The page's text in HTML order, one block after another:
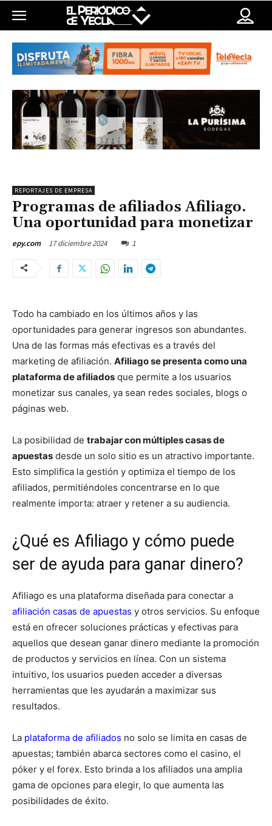
REPORTAJES DE EMPRESA
Programas de afiliados Afiliago.
Una oportunidad para monetizar
epy.com 17 diciembre 2024 1
Todo ha cambiado en los últimos años y las
oportunidades para generar ingresos son abundantes.
Una de las formas más efectivas es a través del
marketing de afiliación. Afiliago se presenta como una
plataforma de afiliados que permite a los usuarios
monetizar sus canales, ya sean redes sociales, blogs o
páginas web.
La posibilidad de trabajar con múltiples casas de
apuestas desde un solo sitio es un atractivo importante.
Esto simplifica la gestión y optimiza el tiempo de los
afiliados, permitiéndoles concentrarse en lo que
realmente importa: atraer y retener a su audiencia.
¿Qué es Afiliago y cómo puede
ser de ayuda para ganar dinero?
Afiliago es una plataforma diseñada para conectar a
afiliación casas de apuestas y otros servicios. Su enfoque
está en ofrecer soluciones prácticas y efectivas para
aquellos que desean ganar dinero mediante la promoción
de productos y servicios en línea. Con un sistema
intuitivo, los usuarios pueden acceder a diversas
herramientas que les ayudarán a maximizar sus
resultados.
La plataforma de afiliados no solo se limita en casas de
apuestas; también abarca sectores como el casino, el
póker y el forex. Esto brinda a los afiliados una amplia
gama de opciones para elegir, lo que aumenta las
posibilidades de éxito.